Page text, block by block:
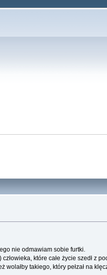
nie odmawiam sobie furtki.
które całe życie szedł z
takiego, który pełzał na